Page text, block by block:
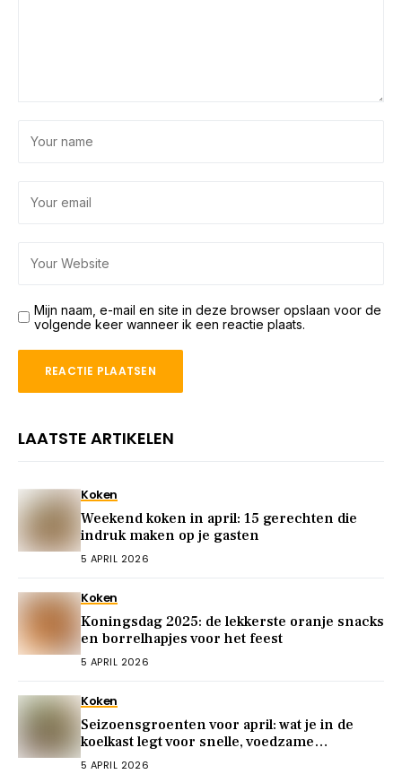
Mijn naam, e-mail en site in deze browser opslaan voor de
volgende keer wanneer ik een reactie plaats.
LAATSTE ARTIKELEN
Koken
Weekend koken in april: 15 gerechten die
indruk maken op je gasten
5 APRIL 2026
Koken
Koningsdag 2025: de lekkerste oranje snacks
en borrelhapjes voor het feest
5 APRIL 2026
Koken
Seizoensgroenten voor april: wat je in de
koelkast legt voor snelle, voedzame
maaltijden
5 APRIL 2026